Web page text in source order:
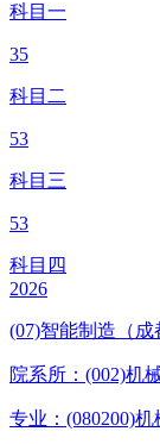
科目一
35
科目二
53
科目三
53
科目四
2026
(07)智能制造（成
院系所：(002)机
专业：(080200)机